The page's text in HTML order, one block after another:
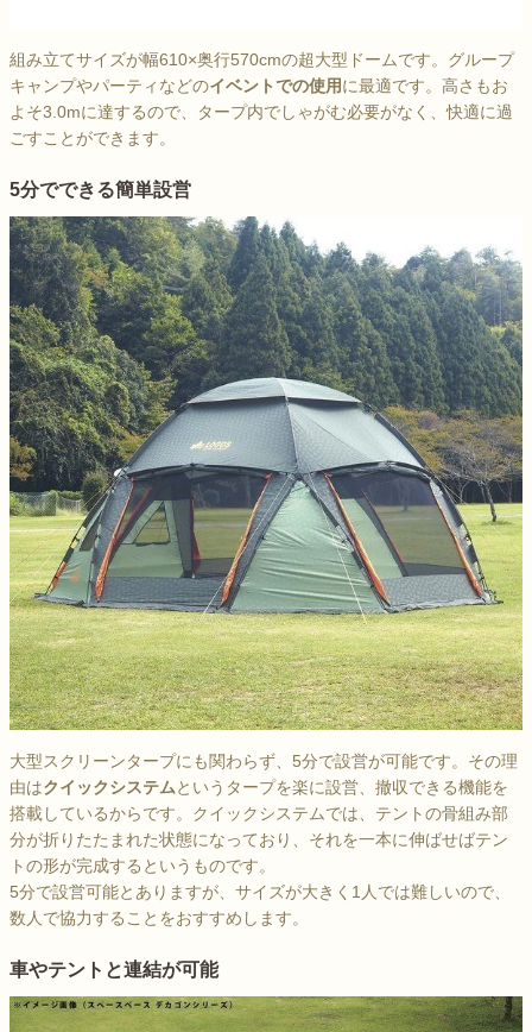
組み立てサイズが幅610×奥行570cmの超大型ドームです。グループ
キャンプやパーティなどのイベントでの使用に最適です。高さもお
よそ3.0mに達するので、タープ内でしゃがむ必要がなく、快適に過
ごすことができます。
5分でできる簡単設営
大型スクリーンタープにも関わらず、5分で設営が可能です。その理
由はクイックシステムというタープを楽に設営、撤収できる機能を
搭載しているからです。クイックシステムでは、テントの骨組み部
分が折りたたまれた状態になっており、それを一本に伸ばせばテン
トの形が完成するというものです。
5分で設営可能とありますが、サイズが大きく1人では難しいので、
数人で協力することをおすすめします。
車やテントと連結が可能